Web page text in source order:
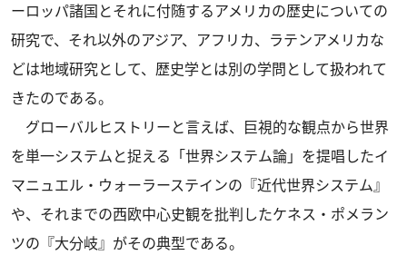
ーロッパ諸国とそれに付随するアメリカの歴史についての
研究で、それ以外のアジア、アフリカ、ラテンアメリカな
どは地域研究として、歴史学とは別の学問として扱われて
きたのである。
グローバルヒストリーと言えば、巨視的な観点から世界
を単一システムと捉える「世界システム論」を提唱したイ
マニュエル・ウォーラーステインの『近代世界システム』
や、それまでの西欧中心史観を批判したケネス・ポメラン
ツの『大分岐』がその典型である。